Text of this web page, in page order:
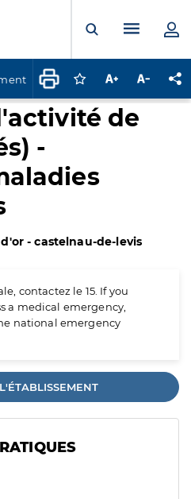
Ouvrir laMenu
Connectez-vous
Augmenter la
de
-
- castelnau-de-levis
contactez le 15. If you
a medical emergency,
national emergency